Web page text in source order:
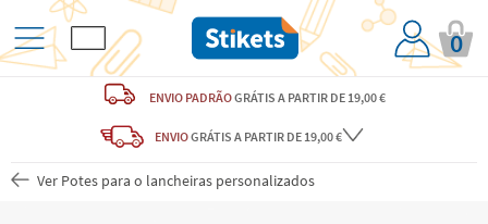
0
ENVIO PADRÃOGRÁTIS A PARTIR DE 19,00 €
ENVIOGRÁTIS A PARTIR DE 19,00 €
Ver Potes para o lancheiras personalizados